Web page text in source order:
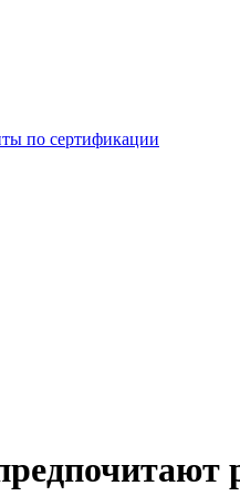
по сертификации